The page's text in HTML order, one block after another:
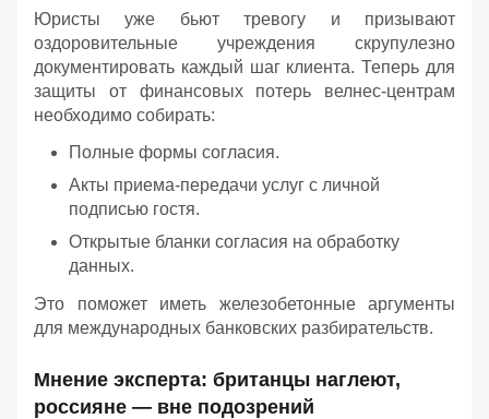
Юристы уже бьют тревогу и призывают
оздоровительные учреждения скрупулезно
документировать каждый шаг клиента. Теперь для
защиты от финансовых потерь велнес-центрам
необходимо собирать:
Полные формы согласия.
Акты приема-передачи услуг с личной
подписью гостя.
Открытые бланки согласия на обработку
данных.
Это поможет иметь железобетонные аргументы
для международных банковских разбирательств.
Мнение эксперта: британцы наглеют,
россияне — вне подозрений